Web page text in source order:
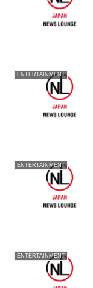
ENTERTAINMENT
ENTERTAINMENT
ENTERTAINMENT